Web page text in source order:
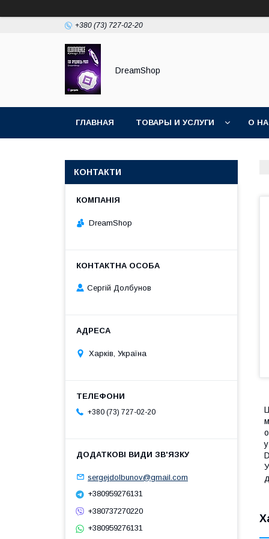
+380 (73) 727-02-20
DreamShop
ГЛАВНАЯ ТОВАРЫ И УСЛУГИ О
КОНТАКТИ
DreamShop
Сергій Долбунов
Харків, Україна
+380 (73) 727-02-20
sergejdolbunov@gmail.com
+380959276131
+380737270220
+380959276131